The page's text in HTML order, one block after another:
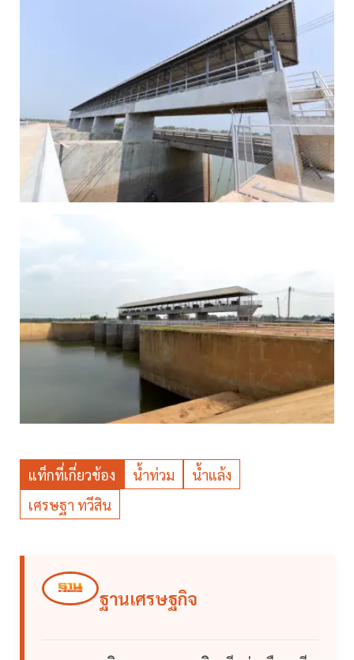
แท็กที่เกี่ยวข้อง น้ำท่วม
น้ำแล้ง
เศรษฐา ทวีสิน
ฐานเศรษฐกิจ